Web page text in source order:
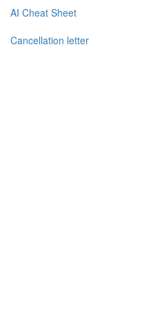
AI Cheat Sheet
Cancellation letter